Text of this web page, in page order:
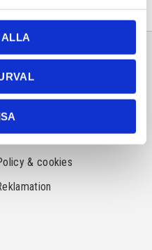
& svar
& cookies